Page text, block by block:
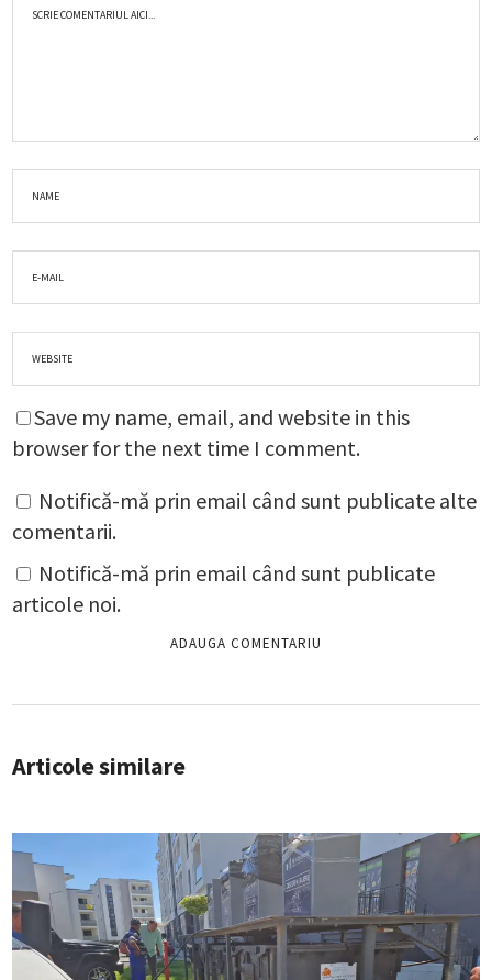
Save my name, email, and website in this
browser for the next time I comment.
Notifică-mă prin email când sunt publicate alte
comentarii.
Notifică-mă prin email când sunt publicate
articole noi.
Articole similare